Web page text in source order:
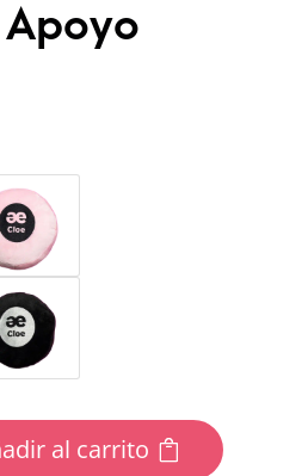
al carrito